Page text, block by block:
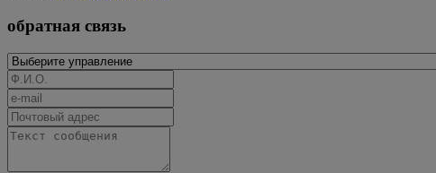
обратная связь